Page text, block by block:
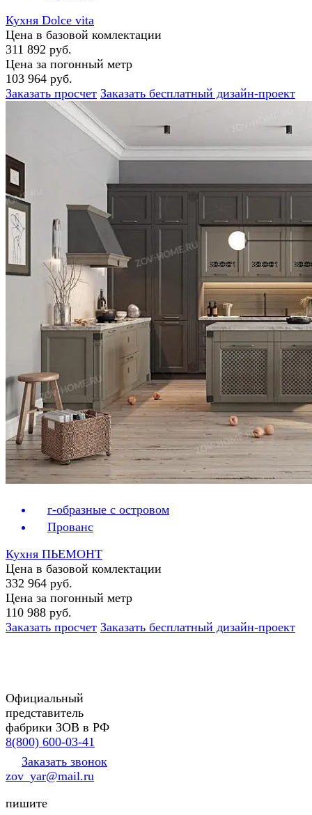
Кухня Dolce vita
Цена в базовой комлектации
311 892 руб.
Цена за погонный метр
103 964 руб.
Заказать просчет Заказать бесплатный дизайн-проект
г-образные с островом
Прованс
Кухня ПЬЕМОНТ
Цена в базовой комлектации
332 964 руб.
Цена за погонный метр
110 988 руб.
Заказать просчет Заказать бесплатный дизайн-проект
Официальный
представитель
фабрики ЗОВ в РФ
8(800) 600-03-41
Заказать звонок
zov_yar@mail.ru
пишите